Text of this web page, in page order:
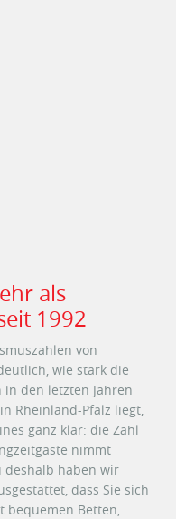
als
1992
von
wie stark die
den letzten Jahren
Rheinland-Pfalz liegt,
ganz klar: die Zahl
nimmt
deshalb haben wir
dass Sie sich
bequemen Betten,